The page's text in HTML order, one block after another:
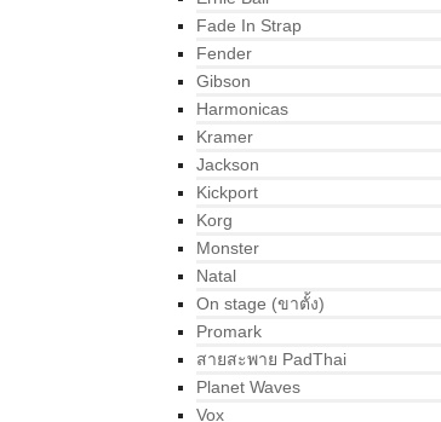
Fade In Strap
Fender
Gibson
Harmonicas
Kramer
Jackson
Kickport
Korg
Monster
Natal
On stage (ขาตั้ง)
Promark
สายสะพาย PadThai
Planet Waves
Vox